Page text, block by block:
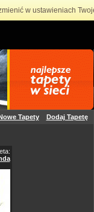
w ustawieniach
Tapety
Dodaj Tapetę